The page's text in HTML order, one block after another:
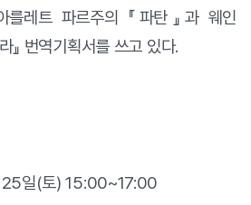
를레트 파르주의 『파탄』과 웨인
』 번역기획서를 쓰고 있다.
일(토) 15:00~17:00